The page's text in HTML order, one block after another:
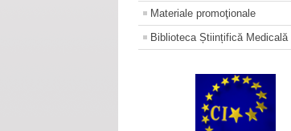
Materiale promoţionale
Biblioteca Științifică Medicală